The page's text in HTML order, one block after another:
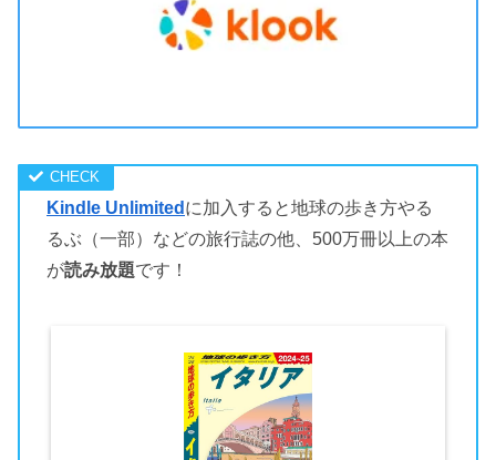
Kindle Unlimited に加入すると地球の歩き方やる
るぶ（一部）などの旅行誌の他、500万冊以上の本
が読み放題です！